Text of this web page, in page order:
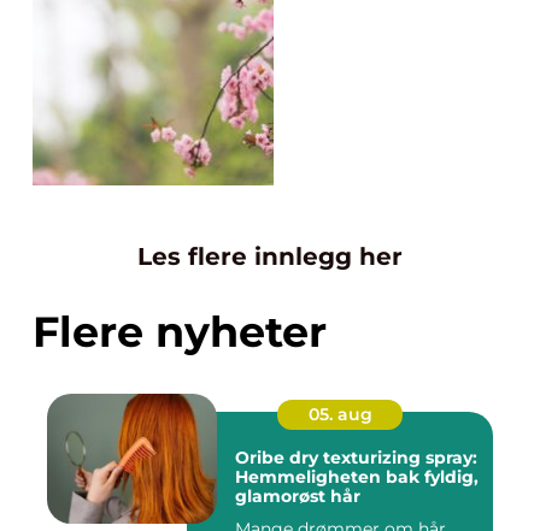
Les flere innlegg her
Flere nyheter
05. aug
Oribe dry texturizing spray:
Hemmeligheten bak fyldig,
glamorøst hår